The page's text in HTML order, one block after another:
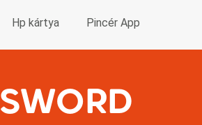
Hp kártya Pincér App